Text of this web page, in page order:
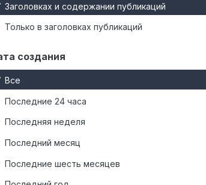
Заголовках и содержании публикаций
Только в заголовках публикаций
создания
Все
Последние 24 часа
Последняя неделя
Последний месяц
Последние шесть месяцев